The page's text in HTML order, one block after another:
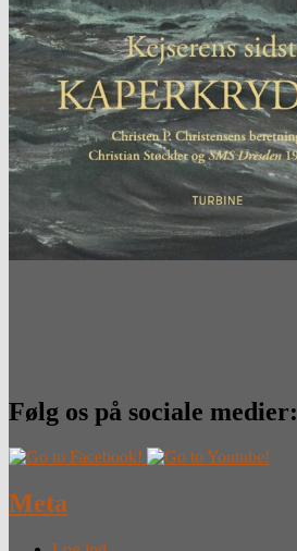
Følg os på sociale medier:
Meta